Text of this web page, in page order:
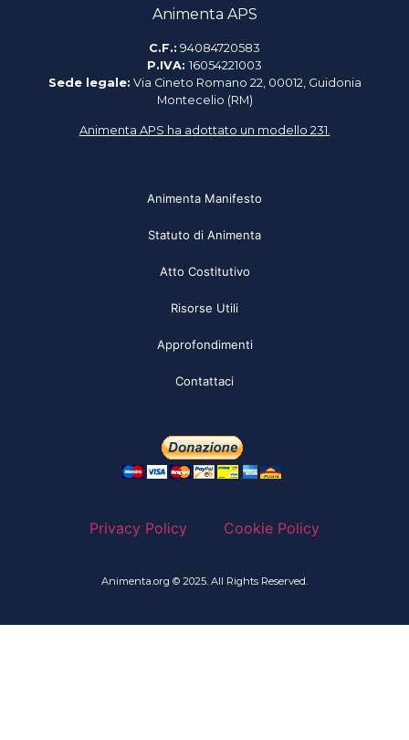
Animenta APS
C.F.: 94084720583
P.IVA: 16054221003
Sede legale: Via Cineto Romano 22, 00012, Guidonia
Montecelio (RM)
Animenta APS ha adottato un modello 231.
Animenta Manifesto
Statuto di Animenta
Atto Costitutivo
Risorse Utili
Approfondimenti
Contattaci
Privacy Policy Cookie Policy
Animenta.org © 2025. All Rights Reserved.